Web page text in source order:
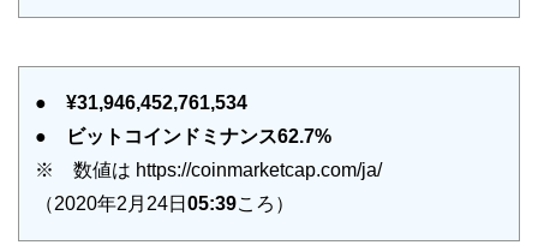
● ¥31,946,452,761,534
●
ビットコインドミナンス62.7%
※ 数値は https://coinmarketcap.com/ja/
（2020年2月24日 05:39ころ）